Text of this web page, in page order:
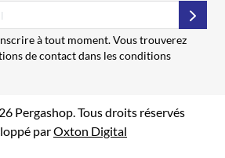
à tout moment. Vous trouverez
de contact dans les conditions
Pergashop. Tous droits réservés
parOxton Digital